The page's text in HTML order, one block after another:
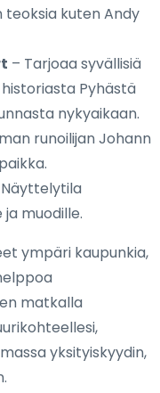
teoksia kuten Andy
– Tarjoaa syvällisiä
Pyhästä
nykyaikaan.
runoilijan Johann
muodille.
ympäri kaupunkia,
matkalla
yksityiskyydin,